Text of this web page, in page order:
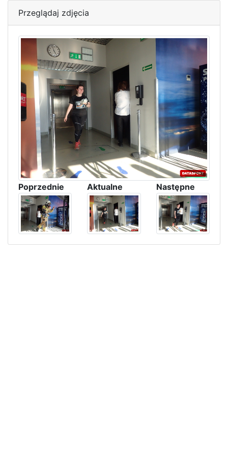
Przeglądaj zdjęcia
Poprzednie Aktualne Następne